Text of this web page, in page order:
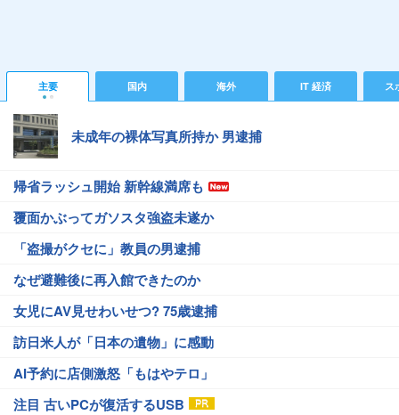
主要 国内 海外 IT 経済 ス
未成年の裸体写真所持か 男逮捕
帰省ラッシュ開始 新幹線満席も
覆面かぶってガソスタ強盗未遂か
「盗撮がクセに」教員の男逮捕
なぜ避難後に再入館できたのか
女児にAV見せわいせつ? 75歳逮捕
訪日米人が「日本の遺物」に感動
AI予約に店側激怒「もはやテロ」
注目 古いPCが復活するUSB